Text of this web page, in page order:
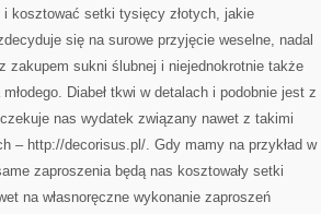
W
ŻYCIU
kosztować setki tysięcy złotych, jakie
się na surowe przyjęcie weselne, nadal
zakupem sukni ślubnej i niejednokrotnie także
Diabeł tkwi w detalach i podobnie jest z
nas wydatek związany nawet z takimi
– http://decorisus.pl/. Gdy mamy na przykład w
zaproszenia będą nas kosztowały setki
na własnoręczne wykonanie zaproszeń